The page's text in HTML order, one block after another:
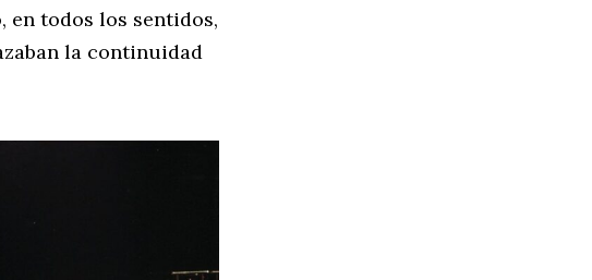
en todos los sentidos,
la continuidad